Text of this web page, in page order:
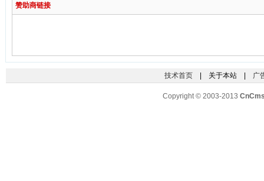
赞助商链接
技术首页| 关于本站 | 广
Copyright © 2003-2013